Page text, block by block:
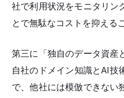
社で利用状況をモニタリン
とで無駄なコストを抑える
第三に「独自のデータ資産
自社のドメイン知識とAI技
で、他社には模倣できない